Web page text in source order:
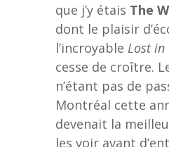
que j’y étais The
dont le plaisir
l’incroyable Lost in
cesse de croître.
n’étant pas de
Montréal cette
devenait la
les voir avant